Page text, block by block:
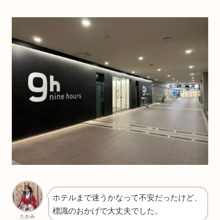
たかみ
ホテルまで迷うかなって不安だったけど、
標識のおかげで大丈夫でした。